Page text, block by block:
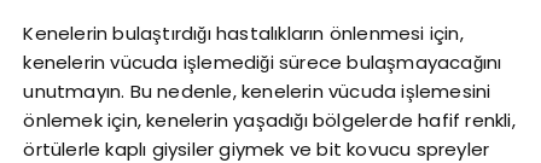
Kenelerin bulaştırdığı hastalıkların önlenmesi için,
kenelerin vücuda işlemediği sürece bulaşmayacağını
unutmayın. Bu nedenle, kenelerin vücuda işlemesini
önlemek için, kenelerin yaşadığı bölgelerde hafif renkli,
örtülerle kaplı giysiler giymek ve bit kovucu spreyler